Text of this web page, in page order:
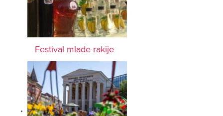
Festival mlade rakije